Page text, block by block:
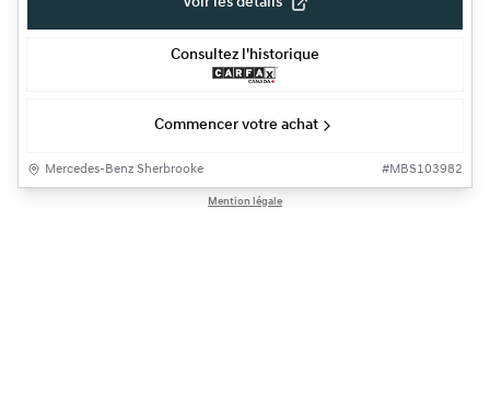
Consultez l'historique
Commencer votre achat
Mercedes-Benz Sherbrooke #MBS103982
Mention légale